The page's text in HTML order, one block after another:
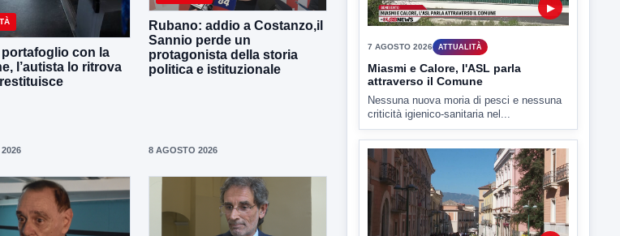
portafoglio con la
l’autista lo ritrova
Rubano: addio a Costanzo,il
Sannio perde un
protagonista della storia
politica e istituzionale
8 AGOSTO 2026
Miasmi e Calore, l'ASL parla
attraverso il Comune
Nessuna nuova moria di pesci e nessuna
criticità igienico-sanitaria nel...
▶
7 AGOSTO 2026 ATTUALITÀ